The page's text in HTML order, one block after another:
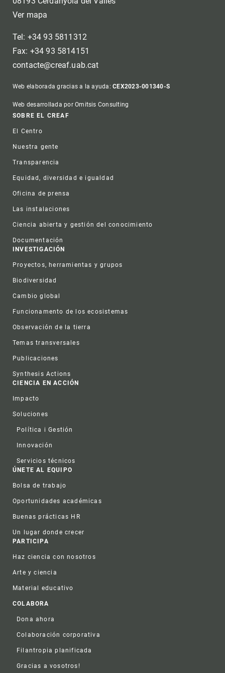
Ver mapa
Tel: +34 93 5811312
Fax: +34 93 5814151
contacte@creaf.uab.cat
Web elaborada gracias a la ayuda:CEX2023-001340-S
Web desarrollada por Omitsis Consulting
Footer
SOBRE EL CREAF
El Centro
Nuestra gente
Transparencia
Equidad, diversidad e igualdad
Oficina de prensa
Las instalaciones
Ciencia abierta y gestión del conocimiento
Documentación
INVESTIGACIÓN
Proyectos, herramientas y grupos
Biodiversidad
Cambio global
Funcionamento de los ecosistemas
Observación de la tierra
Temas transversales
Publicaciones
Synthesis Actions
CIENCIA EN ACCIÓN
Impacto
Soluciones
Política i Gestión
Innovación
Servicios técnicos
ÚNETE AL EQUIPO
Bolsa de trabajo
Oportunidades académicas
Buenas prácticas HR
Un lugar donde crecer
PARTICIPA
Haz ciencia con nosotros
Arte y ciencia
Material educativo
COLABORA
Dona ahora
Colaboración corporativa
Filantropia planificada
Gracias a vosotros!